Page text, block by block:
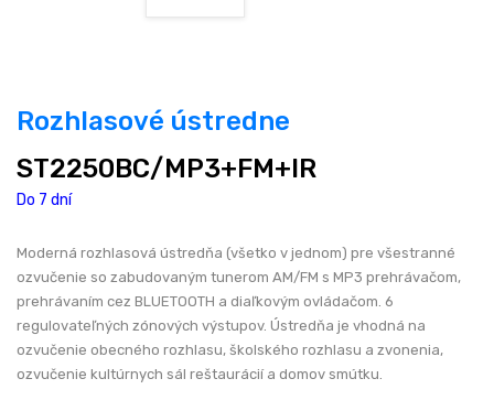
Rozhlasové ústredne
ST2250BC/MP3+FM+IR
Do 7 dní
Moderná rozhlasová ústredňa (všetko v jednom) pre všestranné
ozvučenie so zabudovaným tunerom AM/FM s MP3 prehrávačom,
prehrávaním cez BLUETOOTH a diaľkovým ovládačom. 6
regulovateľných zónových výstupov. Ústredňa je vhodná na
ozvučenie obecného rozhlasu, školského rozhlasu a zvonenia,
ozvučenie kultúrnych sál reštaurácií a domov smútku.